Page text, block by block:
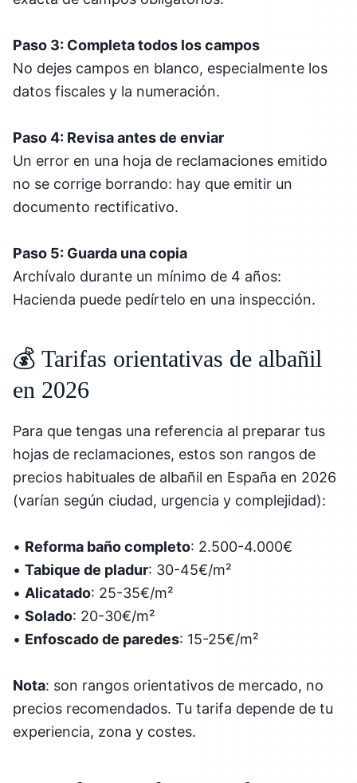
Paso 3: Completa todos los campos
No dejes campos en blanco, especialmente los
datos fiscales y la numeración.
Paso 4: Revisa antes de enviar
Un error en una hoja de reclamaciones emitido
no se corrige borrando: hay que emitir un
documento rectificativo.
Paso 5: Guarda una copia
Archívalo durante un mínimo de 4 años:
Hacienda puede pedírtelo en una inspección.
💰 Tarifas orientativas de albañil
en 2026
Para que tengas una referencia al preparar tus
hojas de reclamaciones, estos son rangos de
precios habituales de albañil en España en 2026
(varían según ciudad, urgencia y complejidad):
• Reforma baño completo: 2.500-4.000€
• Tabique de pladur: 30-45€/m²
• Alicatado: 25-35€/m²
• Solado: 20-30€/m²
• Enfoscado de paredes: 15-25€/m²
Nota: son rangos orientativos de mercado, no
precios recomendados. Tu tarifa depende de tu
experiencia, zona y costes.